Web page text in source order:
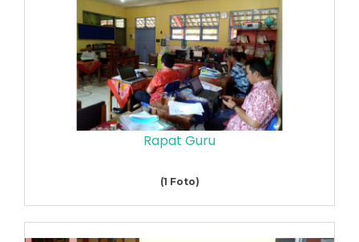
Rapat Guru
(1 Foto)